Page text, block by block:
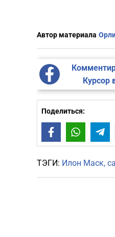
Автор материала
Курсор
Поделиться:
FacebookWhatsApp
ТЭГИ: Илон Маск